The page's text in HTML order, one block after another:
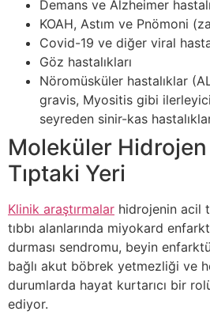
Demans ve Alzheimer
KOAH, Astım ve Pnömoni
Covid-19 ve diğer viral
Göz hastalıkları
Nöromüsküler hastalıklar
gravis, Myositis gibi ilerleyici
seyreden sinir-kas
Moleküler
Tıptaki Yeri
Klinik araştırmalar hidrojenin acil
tıbbı alanlarında miyokard
durması sendromu, beyin
bağlı akut böbrek yetmezliği ve
durumlarda hayat kurtarıcı bir
ediyor.